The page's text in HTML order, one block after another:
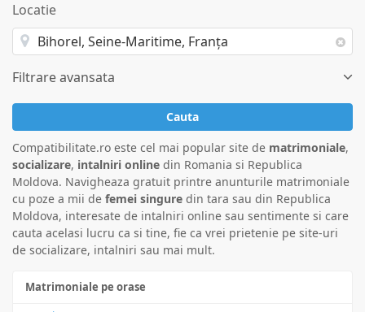
Locatie
Filtrare avansata
Cauta
Compatibilitate.ro este cel mai popular site de matrimoniale,
socializare, intalniri online din Romania si Republica
Moldova. Navigheaza gratuit printre anunturile matrimoniale
cu poze a mii de femei singure din tara sau din Republica
Moldova, interesate de intalniri online sau sentimente si care
cauta acelasi lucru ca si tine, fie ca vrei prietenie pe site-uri
de socializare, intalniri sau mai mult.
Matrimoniale pe orase